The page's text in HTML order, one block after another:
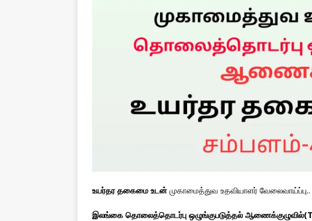
உயர்தர தகைமை உடன் முகாமைத்துவ உதவியாளர் வேலைவாய்ப்பு..
இலங்கை தொலைத்தொடர்பு ஒழுங்குபடுத்தல்